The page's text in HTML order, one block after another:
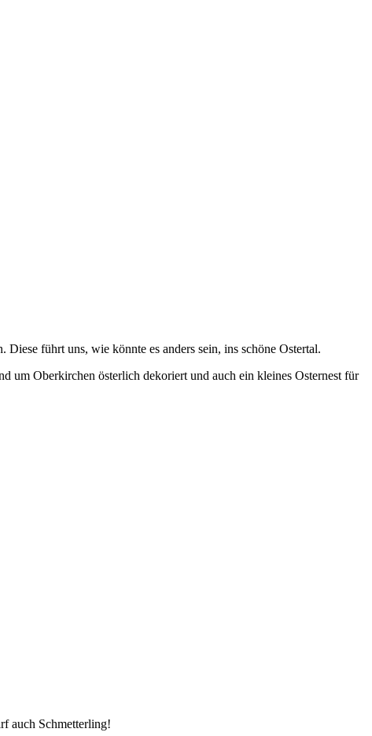
führt uns, wie könnte es anders sein, ins schöne Ostertal.
um Oberkirchen österlich dekoriert und auch ein kleines Osternest für
auch Schmetterling!